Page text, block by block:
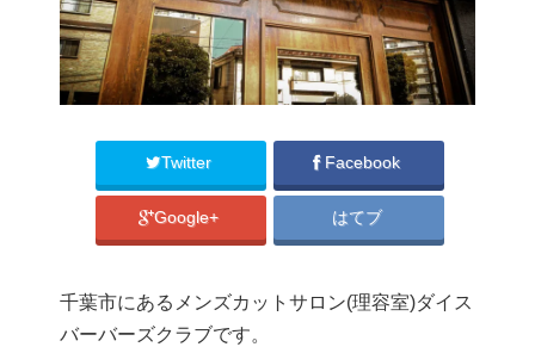
Twitter Facebook
Google+ はてブ
千葉市にあるメンズカットサロン(理容室)ダイス
バーバーズクラブです。